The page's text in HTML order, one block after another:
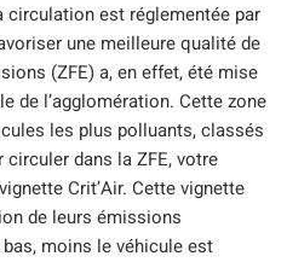
est réglementée par
une meilleure qualité de
(ZFE) a, en effet, été mise
de l’agglomération. Cette zone
les plus polluants, classés
dans la ZFE, votre
Crit’Air. Cette vignette
de leurs émissions
moins le véhicule est